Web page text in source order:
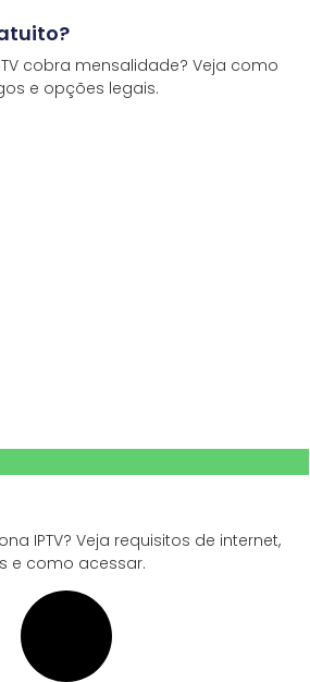
cobra mensalidade? Veja como
e opções legais.
IPTV? Veja requisitos de internet,
e como acessar.